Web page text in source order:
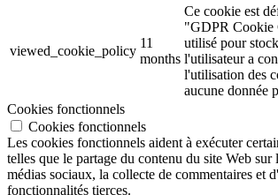
viewed_cookie_policy
11
months
Ce cookie est
"GDPR Cookie
utilisé pour
l'utilisateur a
l'utilisation des
aucune donnée
Cookies fonctionnels
Cookies fonctionnels
Les cookies fonctionnels aident à exécuter
telles que le partage du contenu du site Web sur
médias sociaux, la collecte de commentaires et
fonctionnalités tierces.